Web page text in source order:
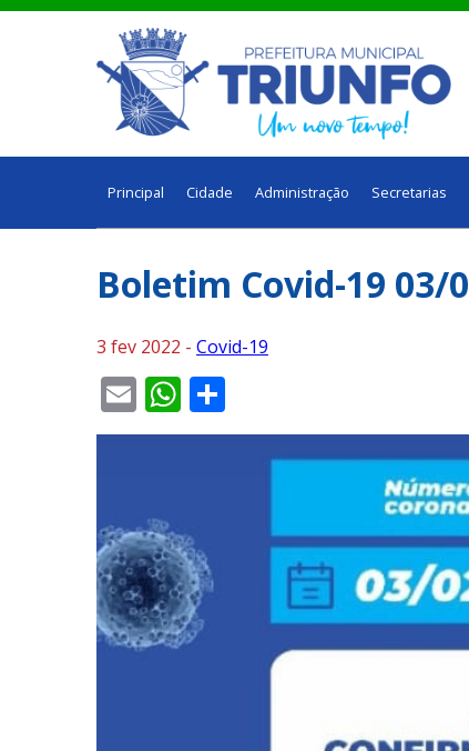
Principal Cidade Administração Secretarias
Boletim Covid-19 03/
3 fev 2022 - Covid-19
EmailWhatsApp